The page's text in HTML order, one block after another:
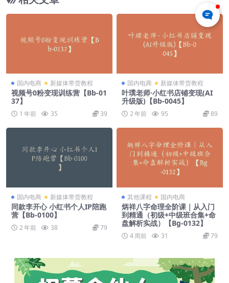
国内电商 新媒体带货教程
视频号0粉变现训练营【Bb-01
37】
1 年前 35 39
国内电商 新媒体带货教程
叶璞老师·小红书店铺变现(AI
升级版)【Bb-0045】
2 年前 95 89
国内电商 新媒体带货教程
同款李开心 小红书个人IP陪跑
营【Bb-0100】
2 年前 38 79
其他课程 国内电商
炳祥八字命理全阶课｜从入门
到精通（初级+中级班合集+命
盘解析实战）【Bg-0132】
4 周前 31 79